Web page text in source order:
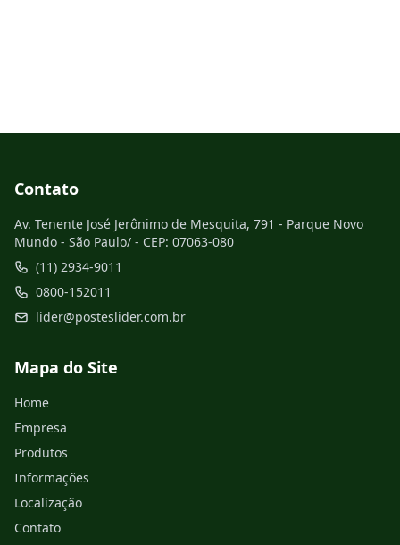
Contato
Av. Tenente José Jerônimo de Mesquita, 791 - Parque Novo
Mundo - São Paulo/ - CEP: 07063-080
(11) 2934-9011
0800-152011
lider@posteslider.com.br
Mapa do Site
Home
Empresa
Produtos
Informações
Localização
Contato